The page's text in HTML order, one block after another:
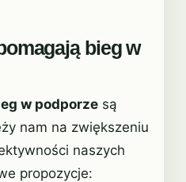
bieg w
w podporze są
nam na zwiększeniu
naszych
propozycje: